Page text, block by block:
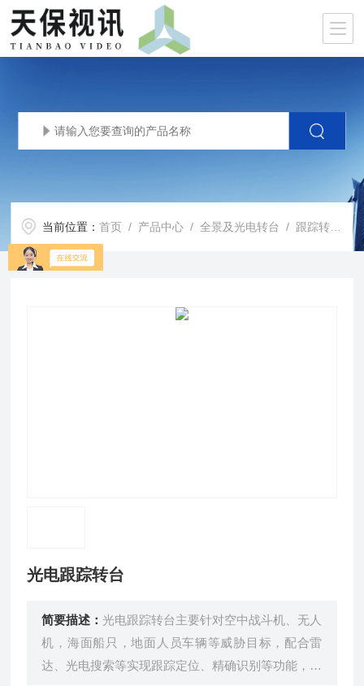
当前位置：首页 / 产品中心 /全景及光电转台 / 跟踪转台 /
光电跟踪转台
简要描述：光电跟踪转台主要针对空中战斗机、无人
机，海面船只，地面人员车辆等威胁目标，配合雷
达、光电搜索等实现跟踪定位、精确识别等功能，可